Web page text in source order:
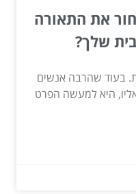
את התאורה
שלך?
בעוד שהרבה אנשים
היא למעשה הפרט